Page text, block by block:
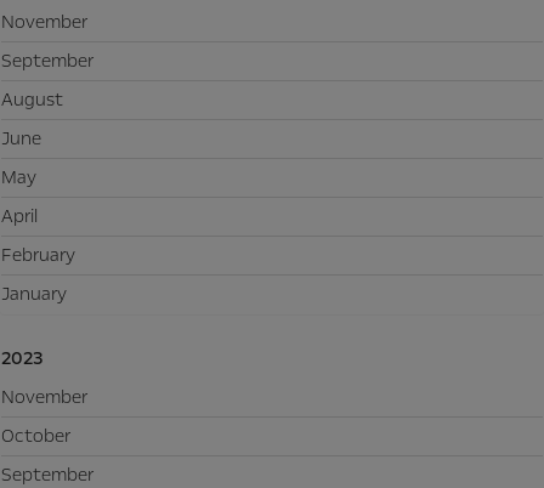
November
September
August
June
May
April
February
January
2023
November
October
September